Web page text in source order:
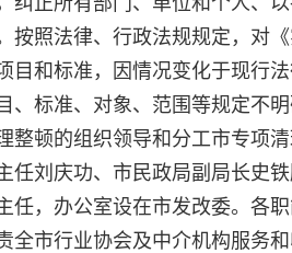
按照法律、行政法规规定，对
目和标准，因情况变化于现行
、标准、对象、范围等规定不
整顿的组织领导和分工市专项
任刘庆功、市民政局副局长史
任，办公室设在市发改委。各
全市行业协会及中介机构服务